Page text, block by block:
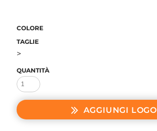
COLORE
TAGLIE
>
QUANTITÀ
AGGIUNGI LOGO